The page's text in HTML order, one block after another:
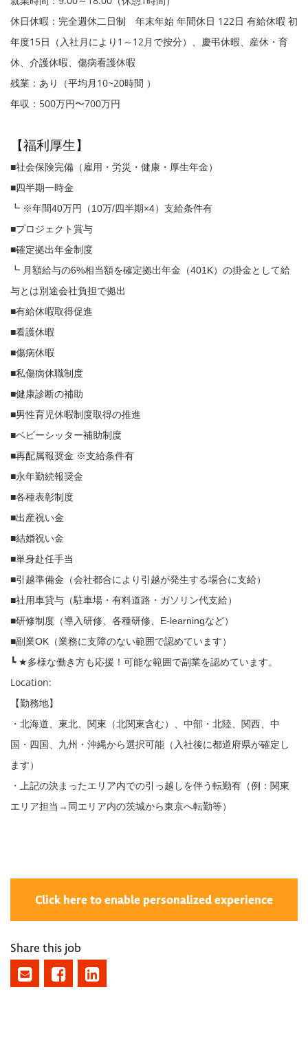
休日休暇：完全週休二日制 年末年始 年間休日 122日 有給休暇 初
年度15日（入社月により 1 ～ 12月で按分）、慶弔休暇、産休・育
休、介護休暇、傷病看護休暇
残業：あり（平均月 10~20時間 ）
年収： 500万円〜700万円
【福利厚生】
■社会保険完備（雇用・労災・健康・厚生年金）
■四半期一時金
┗ ※年間40万円（10万/四半期×4）支給条件有
■プロジェクト賞与
■確定拠出年金制度
┗ 月額給与の6%相当額を確定拠出年金（401K）の掛金として給
与とは別途会社負担で拠出
■有給休暇取得促進
■看護休暇
■傷病休暇
■私傷病休職制度
■健康診断の補助
■男性育児休暇制度取得の推進
■ベビーシッター補助制度
■再配属報奨金 ※支給条件有
■永年勤続報奨金
■各種表彰制度
■出産祝い金
■結婚祝い金
■単身赴任手当
■引越準備金（会社都合により引越が発生する場合に支給）
■社用車貸与（駐車場・有料道路・ガソリン代支給）
■研修制度（導入研修、各種研修、E-learningなど）
■副業OK（業務に支障のない範囲で認めています）
┗ ★多様な働き方も応援！可能な範囲で副業を認めています。
Location:
【勤務地】
・北海道、東北、関東（北関東含む）、中部・北陸、関西、中
国・四国、九州・沖縄から選択可能（入社後に都道府県が確定し
ます）
・上記の決まったエリア内での引っ越しを伴う転勤有（例：関東
エリア担当→同エリア内の茨城から東京へ転勤等）
Click here to enable personalized experience
Share this job